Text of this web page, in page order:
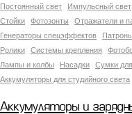
Постоянный свет Импульсный свет
Стойки
Фотозонты Отражатели и
Генераторы спецэффектов
Ролики
Системы крепления
Лампы и колбы
Насадки
Сумки
Аккумуляторы для студийного света
Аккумуляторы и